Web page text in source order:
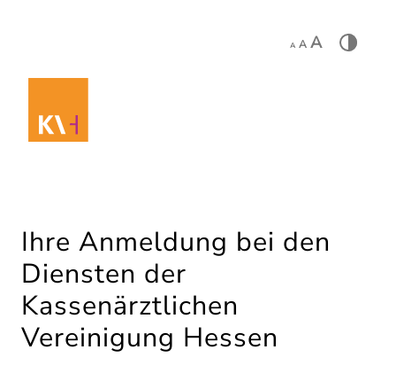
A A A
Ihre Anmeldung bei den
Diensten der
Kassenärztlichen
Vereinigung Hessen